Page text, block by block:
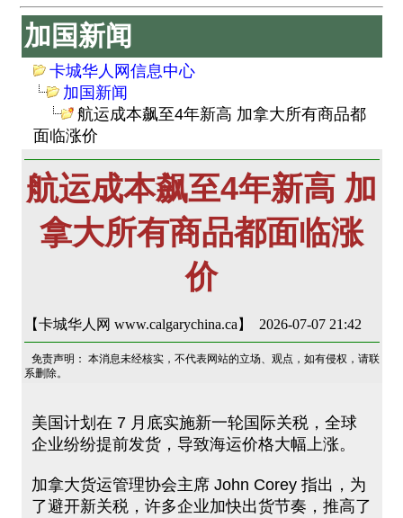
加国新闻
卡城华人网信息中心
加国新闻
航运成本飙至4年新高 加拿大所有商品都
面临涨价
航运成本飙至4年新高 加
拿大所有商品都面临涨
价
【卡城华人网 www.calgarychina.ca】 2026-07-07 21:42
免责声明： 本消息未经核实，不代表网站的立场、观点，如有侵权，请联
系删除。
美国计划在 7 月底实施新一轮国际关税，全球
企业纷纷提前发货，导致海运价格大幅上涨。
加拿大货运管理协会主席 John Corey 指出，为
了避开新关税，许多企业加快出货节奏，推高了